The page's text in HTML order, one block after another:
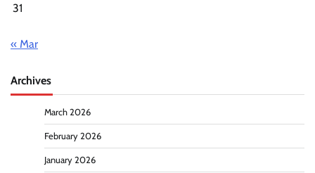
31
« Mar
Archives
March 2026
February 2026
January 2026